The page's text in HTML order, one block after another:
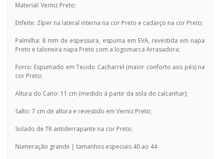
Material: Verniz Preto;
Enfeite: Zíper na lateral interna na cor Preto e cadarço na cor Preto;
Palmilha: 8 mm de espessura, espuma em EVA, revestida em napa
Preto e taloneira napa Preto com a logomarca Arrasadora;
Forro: Espumado em Tecido Cacharrel (maior conforto aos pés) na
cor Preto;
Altura do Cano: 11 cm (medido à partir da sola do calcanhar);
Salto: 7 cm de altura e revestido em Verniz Preto;
Solado de TR antiderrapante na cor Preto.
Numeração grande | tamanhos especiais 40 ao 44